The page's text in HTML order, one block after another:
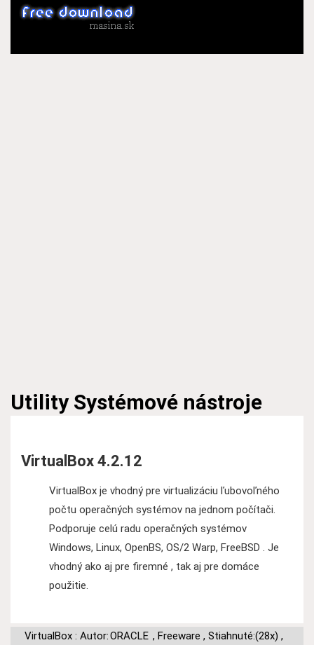
Utility Systémové nástroje
VirtualBox 4.2.12
VirtualBox je vhodný pre virtualizáciu ľubovoľného
počtu operačných systémov na jednom počítači.
Podporuje celú radu operačných systémov
Windows, Linux, OpenBS, OS/2 Warp, FreeBSD . Je
vhodný ako aj pre firemné , tak aj pre domáce
použitie.
VirtualBox : Autor:ORACLE , Freeware , Stiahnuté:(28x) ,